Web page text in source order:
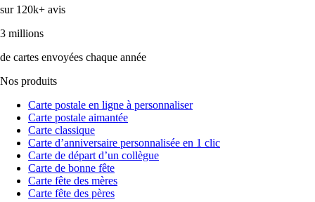
sur 120k+ avis
3 millions
de cartes envoyées chaque année
Nos produits
Carte postale en ligne à personnaliser
Carte postale aimantée
Carte classique
Carte d’anniversaire personnalisée en 1 clic
Carte de départ d’un collègue
Carte de bonne fête
Carte fête des mères
Carte fête des pères